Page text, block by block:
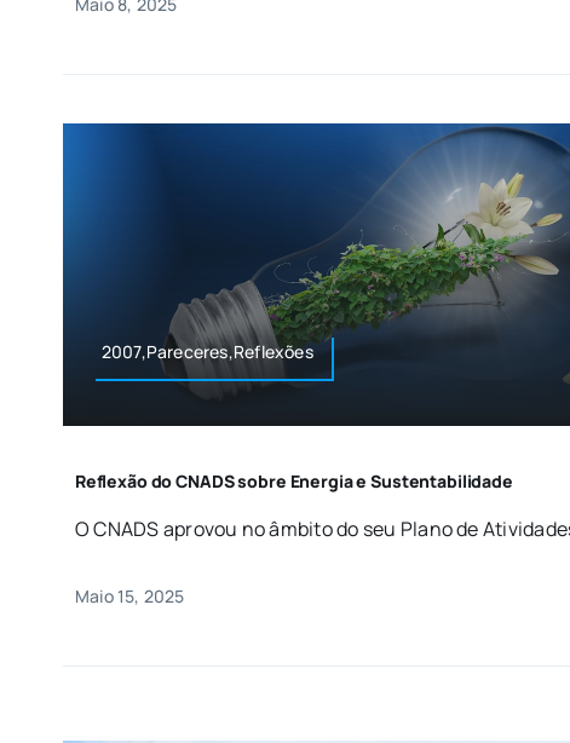
2007,Pareceres,Reflexões
Reflexão do CNADS sobre Energia e Sustentabilidade
O CNADS aprovou no âmbito do seu Plano de
Maio 15, 2025